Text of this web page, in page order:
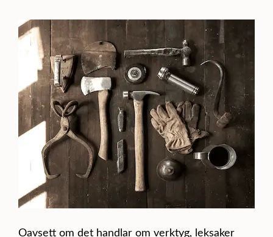
Oavsett om det handlar om verktyg, leksaker